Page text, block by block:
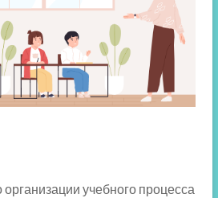
учебного процесса